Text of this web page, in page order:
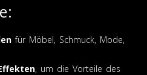
für Möbel, Schmuck, Mode,
, um die Vorteile des